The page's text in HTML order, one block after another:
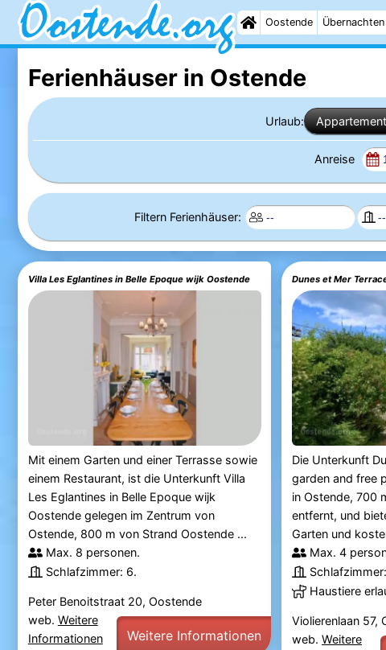
Oostende Übernachten
Ferienhäuser in Ostende
Urlaub:
Anreise
Filtern Ferienhäuser:
Villa Les Eglantines in Belle Epoque wijk Oostende
Mit einem Garten und einer Terrasse sowie
einem Restaurant, ist die Unterkunft Villa
Les Eglantines in Belle Epoque wijk
Oostende gelegen im Zentrum von
Ostende, 800 m von Strand Oostende ...
Max. 8 personen.
Schlafzimmer: 6.
Peter Benoitstraat 20, Oostende
web. Weitere
Informationen
Weitere Informationen
Die Unterkunft
garden and free
in Ostende, 700
entfernt, und
Garten und
Max. 4
Haustiere
Violierenlaan 57,
web. Weitere